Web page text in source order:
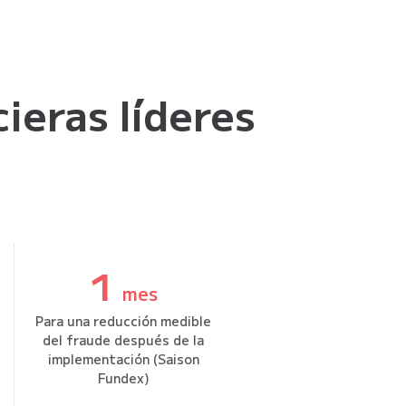
líderes
1 mes
Para una reducción medible
del fraude después de la
implementación (Saison
Fundex)